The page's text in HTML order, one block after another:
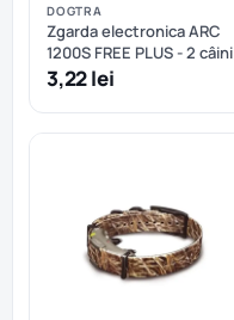
DOGTRA
Zgarda electronica ARC
1200S FREE PLUS - 2 câini
3,22 lei